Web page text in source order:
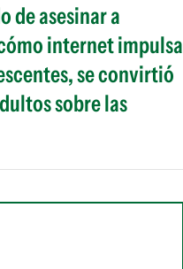
de asesinar a
internet impulsa
se convirtió
sobre las